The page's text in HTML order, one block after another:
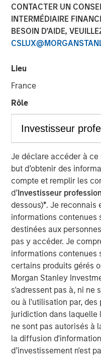
CONTACTER UN
INTERMÉDIAIRE
BESOIN D’AIDE,
Lieu
France
Rôle
Je déclare accéder à ce
but d’obtenir des
compte et remplir les
d’Investisseur
dessous)*. Je reconnais
informations contenues
destinées aux
pas y accéder. Je
informations contenues
certains produits gérés
Morgan Stanley
s'adressent pas à, ni ne
ou à l'utilisation par, des
juridiction dans laquelle
ne sont pas autorisés à
la diffusion
d’investissement n'est
21 MARS 2024
that it has led a $220
provides end-to-end
entertainment industry.
strengthen the
accelerate investments
hardware solutions as
native media platform in
Grass Valley is helping
production solutions by
through the Grass Valley
includes the agile media
open ecosystem
flexibility across on-
deployment models.
Valley will accelerate its
GVMU integrated
enabled by AMPP,
live, networking, content
workflows.